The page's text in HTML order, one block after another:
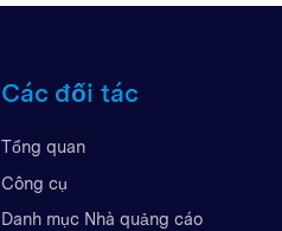
Các đối tác
Tổng quan
Công cụ
Danh mục Nhà quảng cáo